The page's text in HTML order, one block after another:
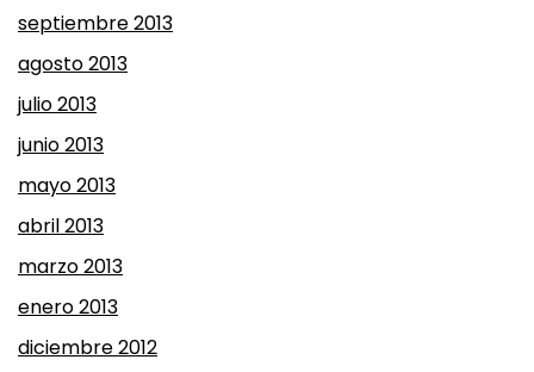
septiembre 2013
agosto 2013
julio 2013
junio 2013
mayo 2013
abril 2013
marzo 2013
enero 2013
diciembre 2012